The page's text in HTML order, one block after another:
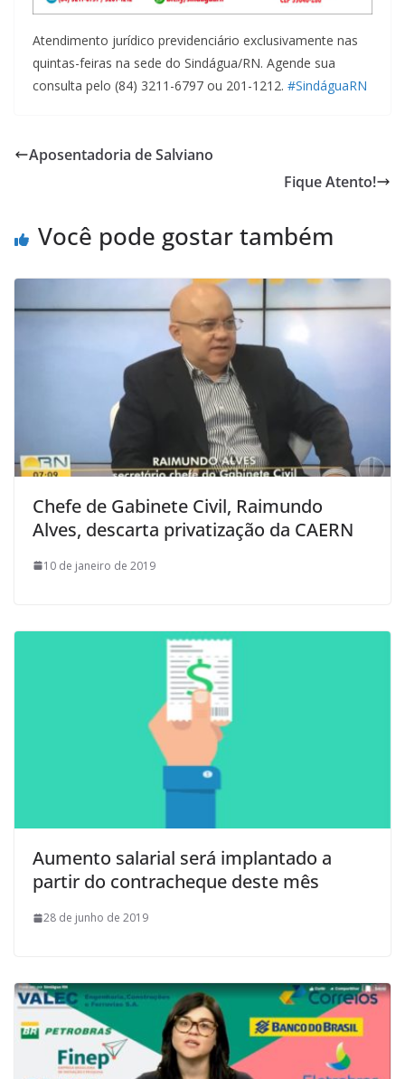
Atendimento jurídico previdenciário exclusivamente nas
quintas-feiras na sede do Sindágua/RN. Agende sua
consulta pelo (84) 3211-6797 ou 201-1212. #SindáguaRN
Aposentadoria de Salviano
Fique Atento!
Você pode gostar também
Chefe de Gabinete Civil, Raimundo
Alves, descarta privatização da CAERN
10 de janeiro de 2019
Aumento salarial será implantado a
partir do contracheque deste mês
28 de junho de 2019